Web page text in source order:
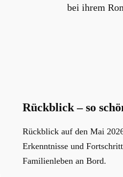
Rückblick – so
Rückblick auf den Mai
Erkenntnisse und
Familienleben an Bord.